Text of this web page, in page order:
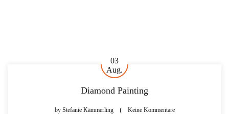
03
Aug.
Diamond Painting
byStefanie Kämmerling Keine Kommentare